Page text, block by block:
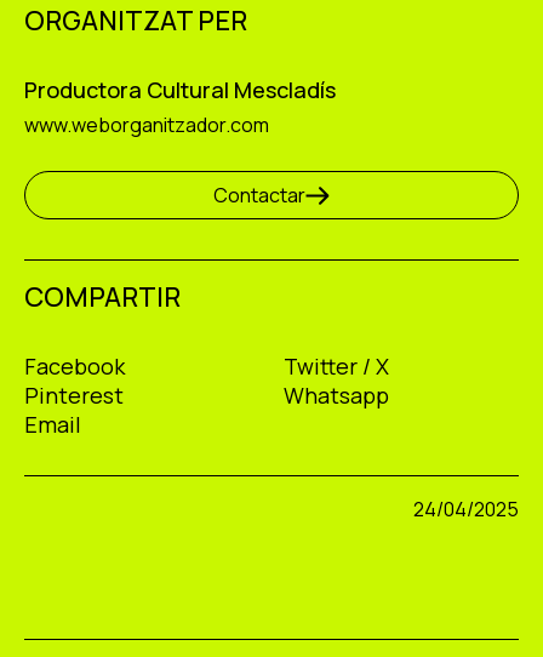
ORGANITZAT PER
Productora Cultural Mescladís
www.weborganitzador.com
Contactar
COMPARTIR
Facebook
Twitter / X
Pinterest
Whatsapp
Email
24/04/2025